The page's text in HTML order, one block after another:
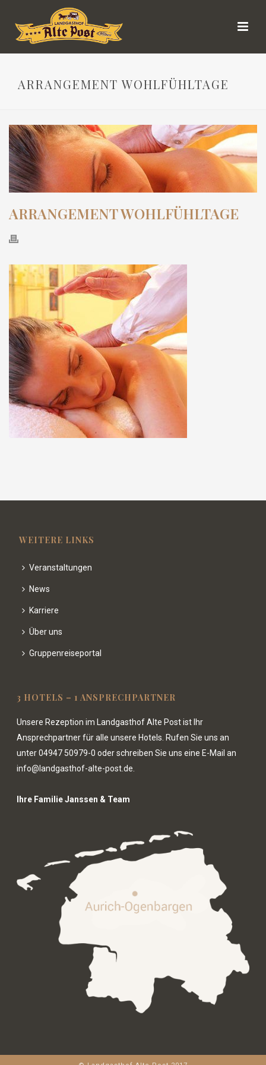
ARRANGEMENT WOHLFÜHLTAGE
ARRANGEMENT WOHLFÜHLTAGE
WEITERE LINKS
Veranstaltungen
News
Karriere
Über uns
Gruppenreiseportal
3 HOTELS – 1 ANSPRECHPARTNER
Unsere Rezeption im Landgasthof Alte Post ist Ihr
Ansprechpartner für alle unsere Hotels. Rufen Sie uns an
unter04947 50979-0 oder schreiben Sie uns eine E-Mail an
info@landgasthof-alte-post.de.
Ihre Familie Janssen & Team